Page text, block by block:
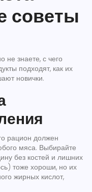
советы
не знаете, с чего
подходят, как их
новички.
рацион должен
мяса. Выбирайте
без костей и лишних
тоже хороши, но их
жирных кислот,